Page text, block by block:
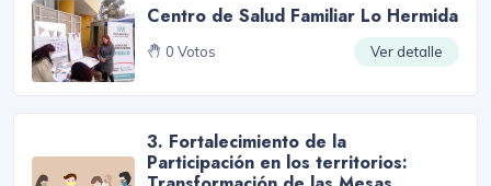
Centro de Salud Familiar Lo Hermida
0 Votos Ver detalle
3. Fortalecimiento de la
Participación en los territorios: